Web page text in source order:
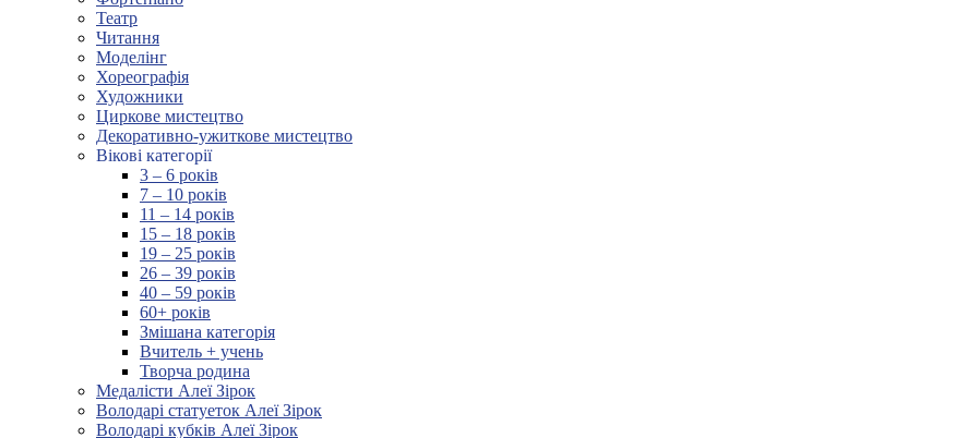
Театр
Читання
Моделінг
Хореографія
Художники
Циркове мистецтво
Декоративно-ужиткове мистецтво
Вікові категорії
3 – 6 років
7 – 10 років
11 – 14 років
15 – 18 років
19 – 25 років
26 – 39 років
40 – 59 років
60+ років
Змішана категорія
Вчитель + учень
Творча родина
Медалісти Алеї Зірок
Володарі статуеток Алеї Зірок
Володарі кубків Алеї Зірок